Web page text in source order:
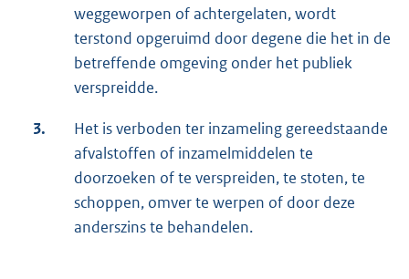
weggeworpen of achtergelaten, wordt
terstond opgeruimd door degene die het in de
betreffende omgeving onder het publiek
verspreidde.
3.
Het is verboden ter inzameling gereedstaande
afvalstoffen of inzamelmiddelen te
doorzoeken of te verspreiden, te stoten, te
schoppen, omver te werpen of door deze
anderszins te behandelen.